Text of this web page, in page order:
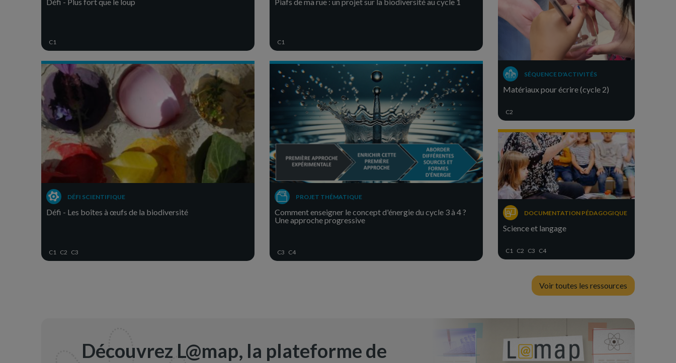
C1 C1
DÉFI SCIENTIFIQUE
Défi - Les boîtes à œufs de la biodiversité
C1 C2 C3
PROJET THÉMATIQUE
Comment enseigner le concept d'énergie du cycle 3 à 4 ?
Une approche progressive
C3 C4
SÉQUENCE D'ACTIVITÉS
Matériaux pour écrire (cycle 2)
C2
DOCUMENTATION PÉDAGOGIQUE
Science et langage
C1 C2 C3 C4
Voir toutes les ressources
Découvrez L@map, la plateforme de